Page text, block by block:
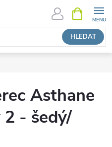
HLEDAT
NÁKUPNÍ
KOŠÍK
Asthane
- šedý/